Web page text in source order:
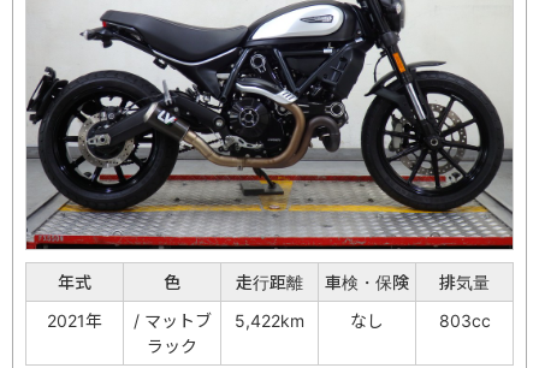
年式 色 走行距離 車検・保険
排気量
2021年
/ マットブ
ラック
5,422km なし 803cc